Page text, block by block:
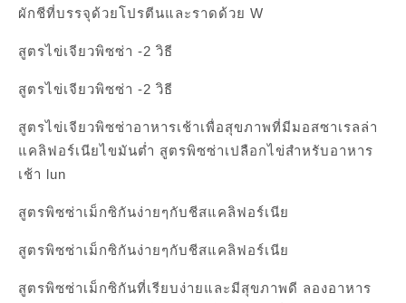
ผักชีที่บรรจุด้วยโปรตีนและราดด้วย W
สูตรไข่เจียวพิซซ่า -2 วิธี
สูตรไข่เจียวพิซซ่า -2 วิธี
สูตรไข่เจียวพิซซ่าอาหารเช้าเพื่อสุขภาพที่มีมอสซาเรลล่า
แคลิฟอร์เนียไขมันต่ำ สูตรพิซซ่าเปลือกไข่สำหรับอาหาร
เช้า lun
สูตรพิซซ่าเม็กซิกันง่ายๆกับชีสแคลิฟอร์เนีย
สูตรพิซซ่าเม็กซิกันง่ายๆกับชีสแคลิฟอร์เนีย
สูตรพิซซ่าเม็กซิกันที่เรียบง่ายและมีสุขภาพดี ลองอาหาร